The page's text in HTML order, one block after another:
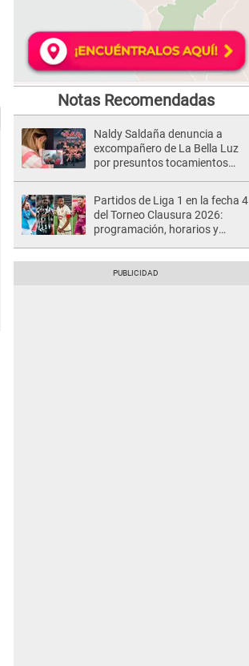
Notas Recomendadas
Naldy Saldaña denuncia a
excompañero de La Bella Luz
por presuntos tocamientos
Partidos de Liga 1 en la fecha 4
del Torneo Clausura 2026:
programación, horarios y